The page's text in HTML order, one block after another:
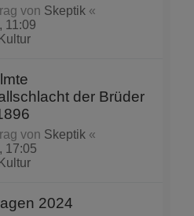
von Skeptik «
11:09
Kultur
der Brüder
von Skeptik «
17:05
Kultur
2024